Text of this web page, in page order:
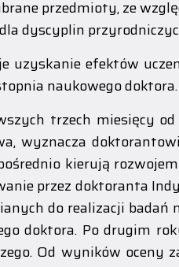
przedmioty, ze
dyscyplin
uzyskanie efektów
naukowego doktora.
trzech miesięcy od
wyznacza
kierują
przez doktoranta
do realizacji badań
doktora. Po drugim
Od wyników oceny